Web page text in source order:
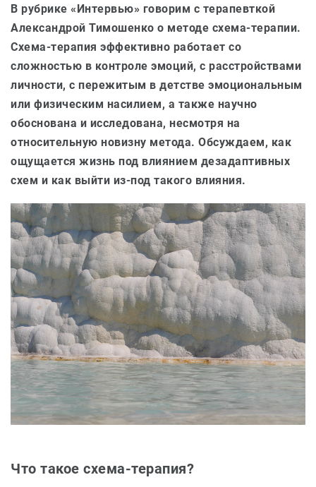
Публикации
Терапевты
UAEN RU
В рубрике «Интервью» говорим с терапевткой
Александрой Тимошенко о методе схема-терапии.
Схема-терапия эффективно работает со
сложностью в контроле эмоций, с расстройствами
личности, с пережитым в детстве эмоциональным
или физическим насилием, а также научно
обоснована и исследована, несмотря на
относительную новизну метода. Обсуждаем, как
ощущается жизнь под влиянием дезадаптивных
схем и как выйти из-под такого влияния.
Что такое схема-терапия?